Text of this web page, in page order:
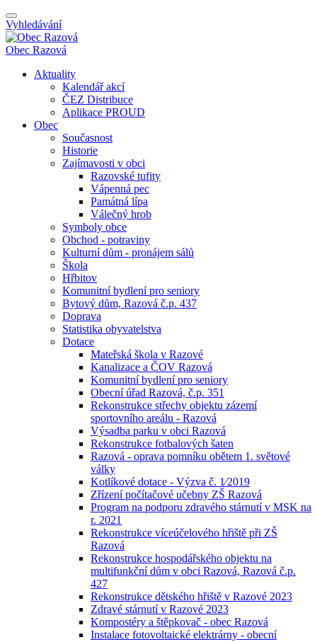
Vyhledávání
Obec Razová
Aktuality
Kalendář akcí
ČEZ Distribuce
Aplikace PROUD
Obec
Současnost
Historie
Zajímavosti v obci
Razovské tufity
Vápenná pec
Památná lípa
Válečný hrob
Symboly obce
Obchod - potraviny
Kulturní dům - pronájem sálů
Škola
Hřbitov
Komunitní bydlení pro seniory
Bytový dům, Razová č.p. 437
Doprava
Statistika obyvatelstva
Dotace
Mateřská škola v Razové
Kanalizace a ČOV Razová
Komunitní bydlení pro seniory
Obecní úřad Razová, č.p. 351
Rekonstrukce střechy objektu zázemí
sportovního areálu - Razová
Výsadba parku v obci Razová
Rekonstrukce fotbalových šaten
Razová - oprava pomníku obětem 1. světové
války
Kotlíkové dotace - Výzva č. 1⁄2019
Zřízení počítačové učebny ZŠ Razová
Program na podporu zdravého stárnutí v MSK na
r. 2021
Rekonstrukce víceúčelového hřiště při ZŠ
Razová
Rekonstrukce hospodářského objektu na
multifunkční dům v obci Razová, Razová č.p.
427
Rekonstrukce dětského hřiště v Razové 2023
Zdravé stárnutí v Razové 2023
Kompostéry a štěpkovač - obec Razová
Instalace fotovoltaické elektrárny - obecní